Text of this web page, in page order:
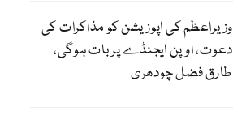
وزیراعظم کی اپوزیشن کو مذاکرات کی
دعوت، اوپن ایجنڈے پر بات ہوگی،
طارق فضل چودھری